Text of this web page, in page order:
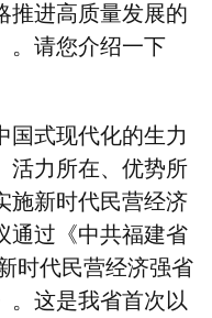
推进高质量发展的
。请您介绍一下
国式现代化的生力
活力所在、优势所
施新时代民营经济
通过《中共福建省
时代民营经济强省
。这是我省首次以